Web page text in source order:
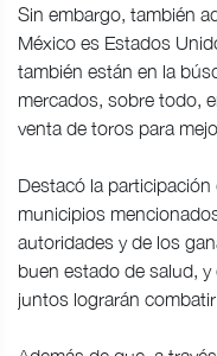
Sin embargo, también
México es Estados
también están en la
mercados, sobre todo,
venta de toros para
Destacó la
municipios
autoridades y de los
buen estado de salud,
juntos lograrán